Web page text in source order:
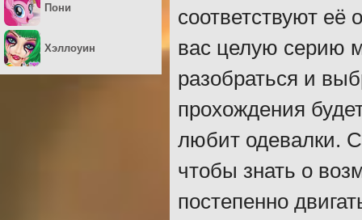
соответствуют её
вас целую серию
разобраться и
прохождения
любит одевалки.
чтобы знать о
постепенно
Пони
Хэллоуин